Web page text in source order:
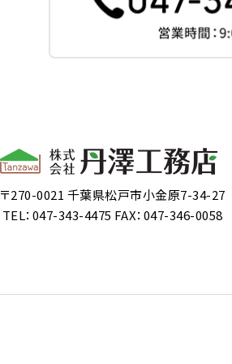
〒270-0021 千葉県松戸市小金原7-34-27
TEL：047-343-4475 FAX：047-346-0058